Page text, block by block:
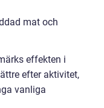
mat och
effekten i
efter aktivitet,
vanliga